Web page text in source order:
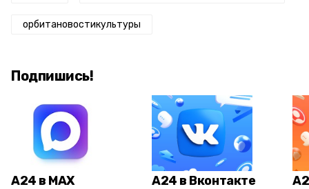
орбитановостикультуры
Подпишись!
А24 в MAX А24 в Вконтакте